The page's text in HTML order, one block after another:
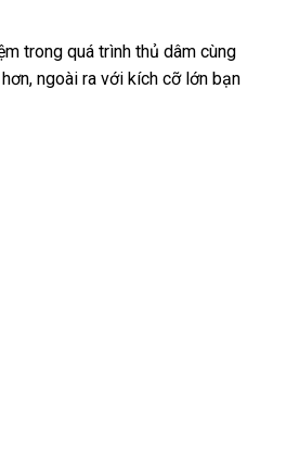
trong link
web
quá trình thủ dâm cùng
hàng
dịch
, tham
ngoài ra hàng
với kích cỡ lớn bạn